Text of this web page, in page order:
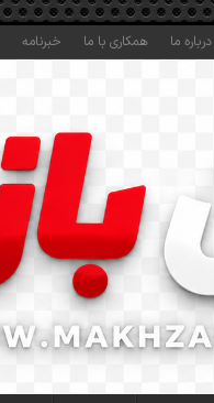
درباره ما همکاری با ما خبرنامه